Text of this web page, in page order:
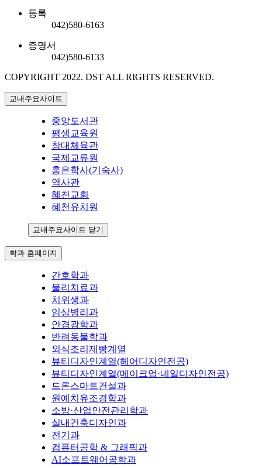
등록
042)580-6163
증명서
042)580-6133
COPYRIGHT 2022. DST ALL RIGHTS RESERVED.
교내주요사이트
중앙도서관
평생교육원
창대체육관
국제교류원
홍은학사(기숙사)
역사관
혜천교회
혜천유치원
교내주요사이트 닫기
학과 홈페이지
간호학과
물리치료과
치위생과
임상병리과
안경광학과
반려동물학과
외식조리제빵계열
뷰티디자인계열(헤어디자인전공)
뷰티디자인계열(메이크업·네일디자인전공)
드론스마트건설과
원예치유조경학과
소방·산업안전관리학과
실내건축디자인과
전기과
컴퓨터공학 & 그래픽과
AI소프트웨어공학과